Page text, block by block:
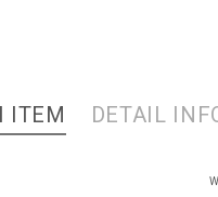
ITEM DETAIL